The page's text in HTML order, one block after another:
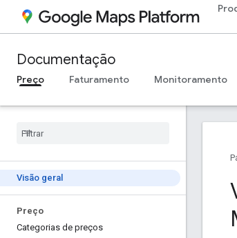
Documentação
Preço
Faturamento Monitoramento
Visão geral
Preço
Categorias de preços